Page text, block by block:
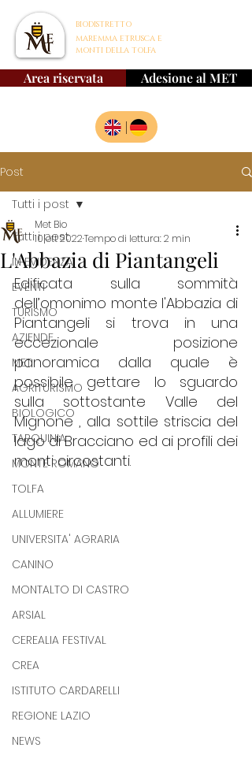
BIODISTRETTO
MAREMMA ETRUSCA E
MONTI DELLA TOLFA
Area riservata Adesione al MET
Post
Tutti i post
IN EVIDENZA
EVENTI
TURISMO
AZIENDE
MET
AGRITURISMO
BIOLOGICO
TARQUINIA
MONTE ROMANO
TOLFA
ALLUMIERE
UNIVERSITA' AGRARIA
CANINO
MONTALTO DI CASTRO
ARSIAL
CEREALIA FESTIVAL
CREA
ISTITUTO CARDARELLI
REGIONE LAZIO
NEWS
Tutti i post
L'Abbazia di Piantangeli
Met Bio
10 ott 2022Tempo di lettura: 2 min
Edificata sulla sommità
dell’omonimo monte l'Abbazia di
Piantangeli si trova in una
eccezionale posizione
panoramica dalla quale è
possibile gettare lo sguardo
sulla sottostante Valle del
Mignone , alla sottile striscia del
lago di Bracciano ed ai profili dei
monti circostanti.